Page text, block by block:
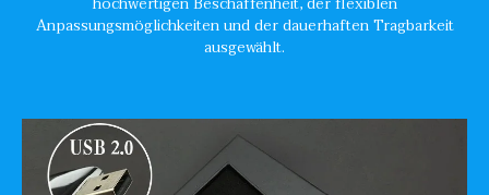
Anpassungsmöglichkeiten und der dauerhaften Tragbarkeit
ausgewählt.